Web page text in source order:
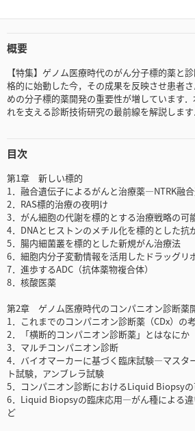
概要
【特集】ゲノム医療時代のがん分子標的薬と
格的に始動した今，その成果を反映させ患者
めの分子標的薬開発の重要性が増しています
れを支える診断技術研究の最前線を解説します．
目次
第1章 新しい標的
1．融合遺伝子によるがんと治療薬―NTRK融
2．RAS標的治療の夜明け
3．がん細胞の代謝を標的とする治療戦略の可
4．DNAとヒストンのメチル化を標的とした抗
5．腸内細菌叢を標的とした新規がん治療法
6．細胞内分子変動情報を活用したドラッグリ
7．進歩するADC（抗体薬物複合体）
8．核酸医薬
第2章 ゲノム医療時代のコンパニオン診断薬
1．これまでのコンパニオン診断薬（CDx）の
2．「横断的コンパニオン診断薬」とはなにか
3．マルチコンパニオン診断
4．バイオマーカーに基づく臨床試験―マスタ
ト試験，アンブレラ試験
5．コンパニオン診断におけるLiquid Biopsy
6．Liquid Biopsyの臨床応用―がん種による違
ど